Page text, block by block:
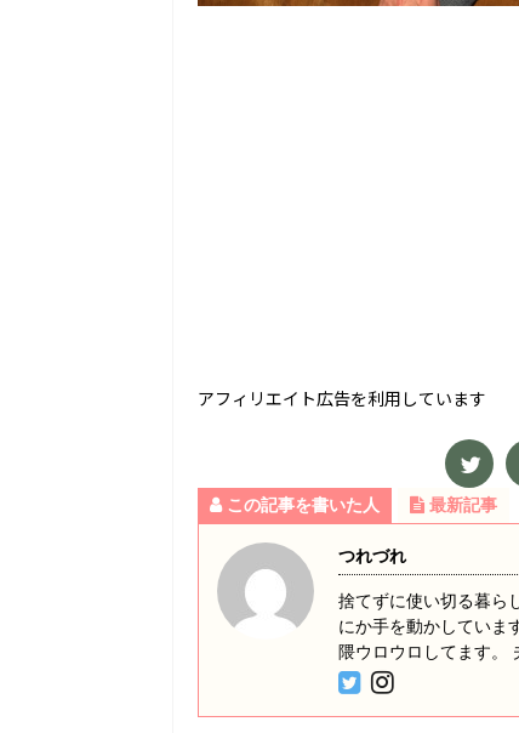
アフィリエイト広告を利用しています
この記事を書いた人 最新記事
つれづれ
捨てずに使い切る暮ら
にか手を動かしていま
隈ウロウロしてます。